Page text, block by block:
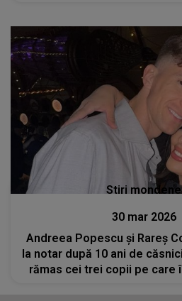
Stiri mondene
30 mar 2026
Andreea Popescu și Rareș
la notar după 10 ani de
rămas cei trei copii pe care